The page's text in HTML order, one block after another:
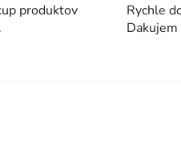
produktov
Rychle
Dakujem